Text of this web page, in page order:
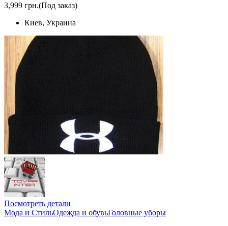
3,999 грн.(Под заказ)
Киев, Украина
Посмотреть детали
Мода и СтильОдежда и обувьГоловные уборы